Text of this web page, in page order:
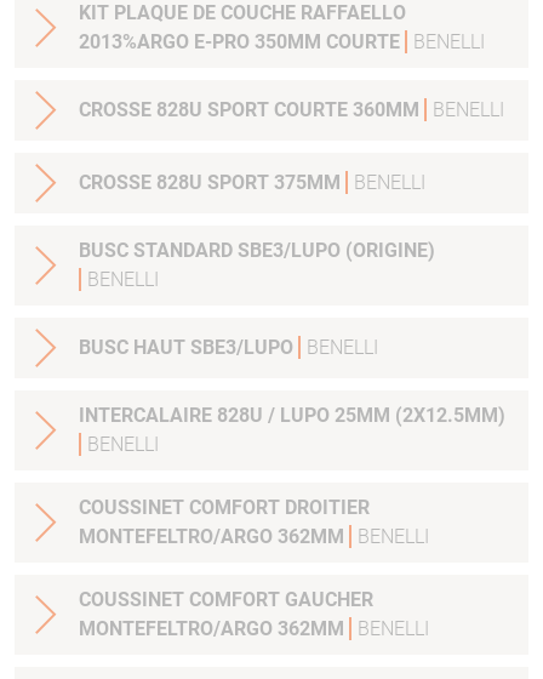
KIT PLAQUE DE COUCHE RAFFAELLO
2013%ARGO E-PRO 350MM COURTE
BENELLI
CROSSE 828U SPORT COURTE 360MM BENELLI
CROSSE 828U SPORT 375MM BENELLI
BUSC STANDARD SBE3/LUPO (ORIGINE)
BENELLI
BUSC HAUT SBE3/LUPO BENELLI
INTERCALAIRE 828U / LUPO 25MM (2X12.5MM)
BENELLI
COUSSINET COMFORT DROITIER
MONTEFELTRO/ARGO 362MM
BENELLI
COUSSINET COMFORT GAUCHER
MONTEFELTRO/ARGO 362MM
BENELLI